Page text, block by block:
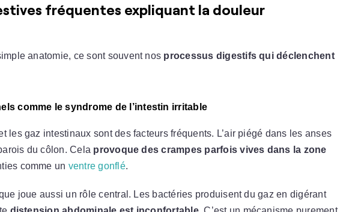
fréquentes expliquant la douleur
anatomie, ce sont souvent nos processus digestifs qui déclenchent
comme le syndrome de l’intestin irritable
les gaz intestinaux sont des facteurs fréquents. L’air piégé dans les anses
du côlon. Cela provoque des crampes parfois vives dans la zone
comme un ventre gonflé.
joue aussi un rôle central. Les bactéries produisent du gaz en digérant